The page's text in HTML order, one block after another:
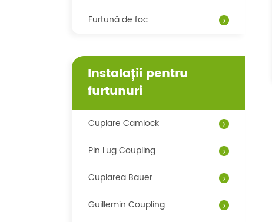
Furtună de foc
Instalații pentru
furtunuri
Cuplare Camlock
Pin Lug Coupling
Cuplarea Bauer
Guillemin Coupling.